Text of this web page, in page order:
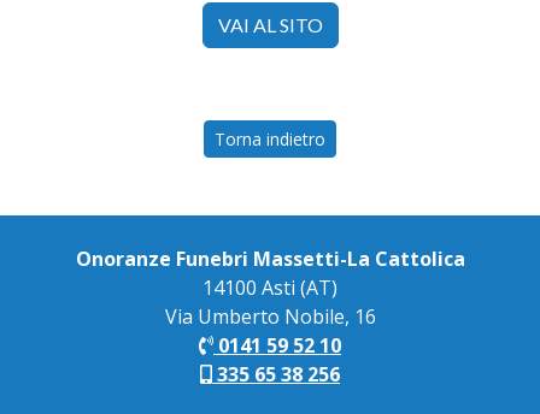
VAI AL SITO
Torna indietro
Onoranze Funebri Massetti-La Cattolica
14100 Asti (AT)
Via Umberto Nobile, 16
0141 59 52 10
335 65 38 256